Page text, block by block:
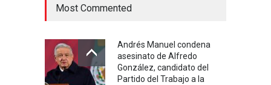
Most Commented
Andrés Manuel condena
asesinato de Alfredo
González, candidato del
Partido del Trabajo a la